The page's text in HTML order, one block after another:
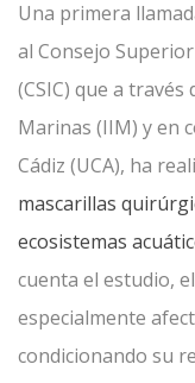
Una primera
al Consejo
(CSIC) que a
Marinas (IIM) y en
Cádiz (UCA), ha
mascarillas
ecosistemas
cuenta el estudio,
especialmente
condicionando su